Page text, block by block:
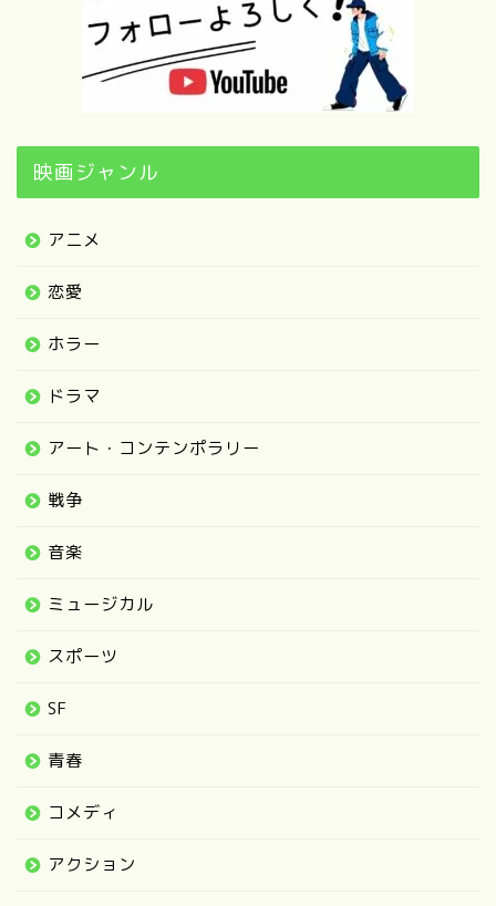
映画ジャンル
アニメ
恋愛
ホラー
ドラマ
アート・コンテンポラリー
戦争
音楽
ミュージカル
スポーツ
SF
青春
コメディ
アクション